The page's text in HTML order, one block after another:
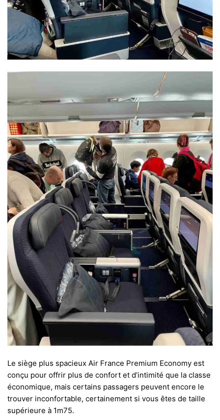
Le siège plus spacieux Air France Premium Economy est
conçu pour offrir plus de confort et d’intimité que la classe
économique, mais certains passagers peuvent encore le
trouver inconfortable, certainement si vous êtes de taille
supérieure à 1m75.